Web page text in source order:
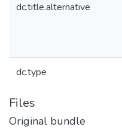
dc.title.alternative
dc.type
Files
Original bundle